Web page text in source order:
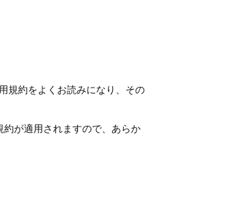
規約をよくお読みになり、その
が適用されますので、あらか